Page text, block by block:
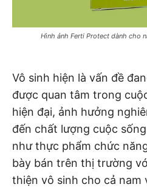
Hình ảnh Ferti Protect dành cho
Vô sinh hiện là vấn đề
được quan tâm trong
hiện đại, ảnh hưởng
đến chất lượng cuộc
như thực phẩm chức
bày bán trên thị trường
thiện vô sinh cho cả nam